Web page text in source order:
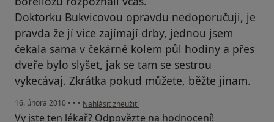
Doktorku Bukvicovou opravdu nedoporučuji, je
pravda že jí více zajímají drby, jednou jsem
čekala sama v čekárně kolem půl hodiny a přes
dveře bylo slyšet, jak se tam se sestrou
vykecávaj. Zkrátka pokud můžete, běžte jinam.
16. února 2010 • • • podle názoru uživatele Váš účet byl odstraněn
Nahlásit zneužití
Vy jste ten lékař? Odpovězte na hodnocení!